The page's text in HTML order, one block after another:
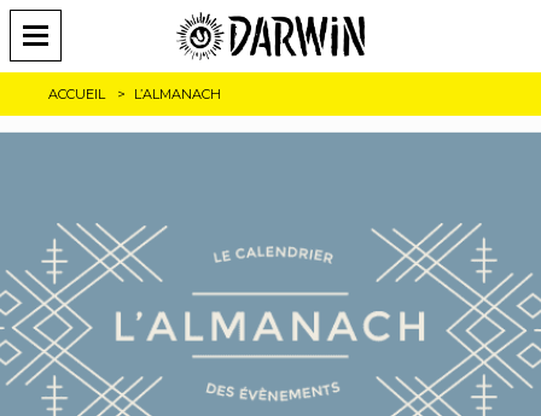
ACCUEIL L’ALMANACH